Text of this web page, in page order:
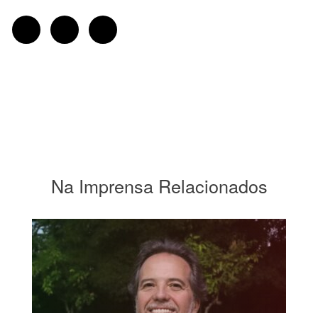
Na Imprensa Relacionados